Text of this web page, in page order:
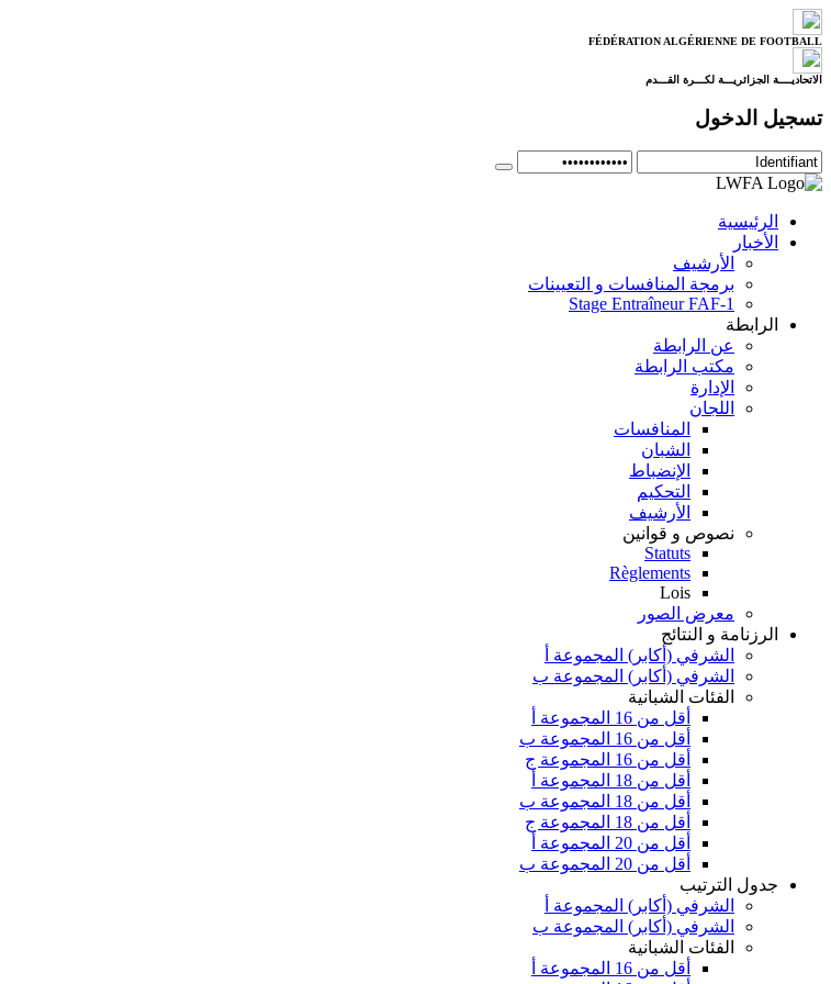
FÉDÉRATION ALGÉRIENNE DE FOOTBALL
الاتحاديــــة الجزائريـــة لكـــرة القـــدم
تسجيل الدخول
الرئيسية
الأخبار
الأرشيف
برمجة المنافسات و التعيينات
Stage Entraîneur FAF-1
الرابطة
عن الرابطة
مكتب الرابطة
الإدارة
اللجان
المنافسات
الشبان
الإنضباط
التحكيم
الأرشيف
نصوص و قوانين
Statuts
Règlements
Lois
معرض الصور
الرزنامة و النتائج
الشرفي (أكابر) المجموعة أ
الشرفي (أكابر) المجموعة ب
الفئات الشبانية
أقل من 16 المجموعة أ
أقل من 16 المجموعة ب
أقل من 16 المجموعة ج
أقل من 18 المجموعة أ
أقل من 18 المجموعة ب
أقل من 18 المجموعة ج
أقل من 20 المجموعة أ
أقل من 20 المجموعة ب
جدول الترتيب
الشرفي (أكابر) المجموعة أ
الشرفي (أكابر) المجموعة ب
الفئات الشبانية
أقل من 16 المجموعة أ